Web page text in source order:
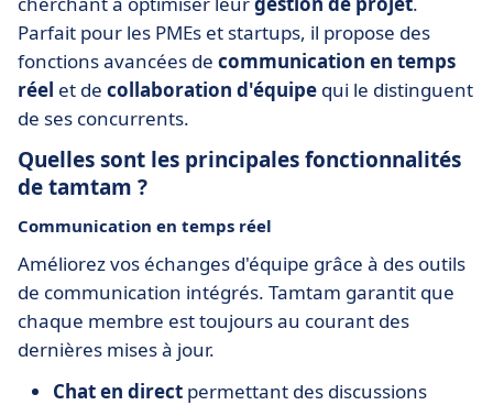
Parfait pour les PMEs et startups, il propose des
fonctions avancées de communication en temps
réel et de collaboration d'équipe qui le distinguent
de ses concurrents.
Quelles sont les principales fonctionnalités
de tamtam ?
Communication en temps réel
Améliorez vos échanges d'équipe grâce à des outils
de communication intégrés. Tamtam garantit que
chaque membre est toujours au courant des
dernières mises à jour.
Chat en direct permettant des discussions